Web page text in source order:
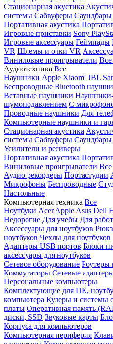
Стационарная акустика
системы Сабвуферы Саундбары
Портативная акустика
Игровые приставки Sony
Игровые аксессуары Геймпады
VR Шлемы и очки VR
Виниловые проигрыватели
Аудиотехника Все
Наушники Apple Xiaomi JBL
Беспроводные Bluetooth
Вставные наушники
шумоподавлением С
Проводные наушники Для
Компьютерные наушники и
Стационарная акустика
системы Сабвуферы Саундбары
Усилители и ресиверы
Портативная акустика
Виниловые проигрыватели
Аудио рекордеры Портастудии
Микрофоны Беспроводные
Настольные
Компьютерная техника Все
Ноутбуки Acer Apple Asus Dell
Недорогие Для учебы Для
Аксессуары для ноутбуков
ноутбуков Чехлы для ноутбуков
Адаптеры USB портов Блоки
аксессуары для ноутбуков
Сетевое оборудование Роутеры
Коммутаторы Сетевые
Персональные компьютеры
Комплектующие для ПК,
компьютера Кулеры и системы
платы Оперативная память
диски, SSD Звуковые карты
Корпуса для компьютеров
Компьютерная периферия